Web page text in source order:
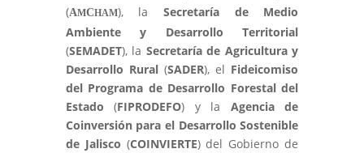
(AMCHAM), la Secretaría de Medio
Ambiente y Desarrollo Territorial
(SEMADET), la Secretaría de Agricultura y
Desarrollo Rural(SADER), el Fideicomiso
del Programa de Desarrollo Forestal del
Estado (FIPRODEFO) y la Agencia de
Coinversión para el Desarrollo Sostenible
de Jalisco (COINVIERTE) del Gobierno de